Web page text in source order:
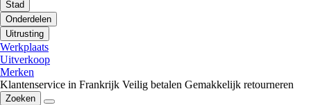
Stad
Onderdelen
Uitrusting
Werkplaats
Uitverkoop
Merken
Klantenservice in Frankrijk Veilig betalen Gemakkelijk retourneren
Zoeken